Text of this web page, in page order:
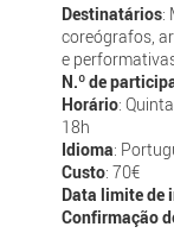
Destinatários:
coreógrafos,
e
N.º de
Horário:
18h
Idioma:
Custo: 70€
Data limite de
Confirmação